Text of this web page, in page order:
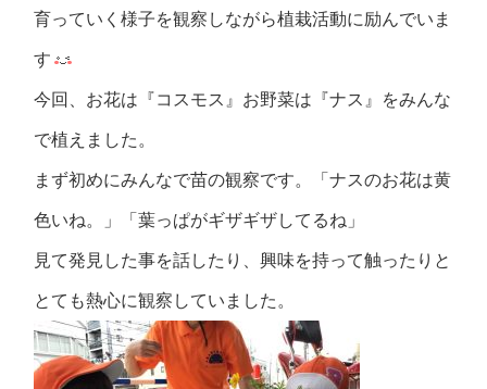
育っていく様子を観察しながら植栽活動に励んでいま
す
今回、お花は『コスモス』お野菜は『ナス』をみんな
で植えました。
まず初めにみんなで苗の観察です。「ナスのお花は黄
色いね。」「葉っぱがギザギザしてるね」
見て発見した事を話したり、興味を持って触ったりと
とても熱心に観察していました。